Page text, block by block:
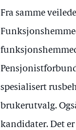
Fra samme
spesialisert
brukerutvalg.
kandidater. Det